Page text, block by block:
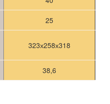
25
323х258х318
38,6